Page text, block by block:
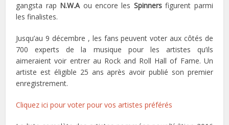
gangsta rap N.W.Aou encore les Spinnersfigurent parmi
les finalistes.
Jusqu’au 9 décembre , les fans peuvent voter aux côtés de
700 experts de la musique pour les artistes qu’ils
aimeraient voir entrer au Rock and Roll Hall of Fame. Un
artiste est éligible 25 ans après avoir publié son premier
enregistrement.
Cliquez ici pour voter pour vos artistes préférés